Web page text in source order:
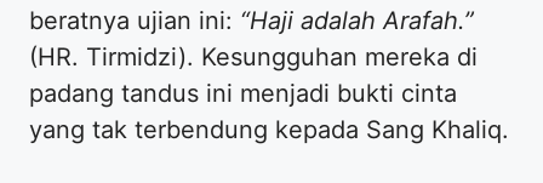
beratnya ujian ini: “Haji adalah Arafah.”
(HR. Tirmidzi). Kesungguhan mereka di
padang tandus ini menjadi bukti cinta
yang tak terbendung kepada Sang Khaliq.